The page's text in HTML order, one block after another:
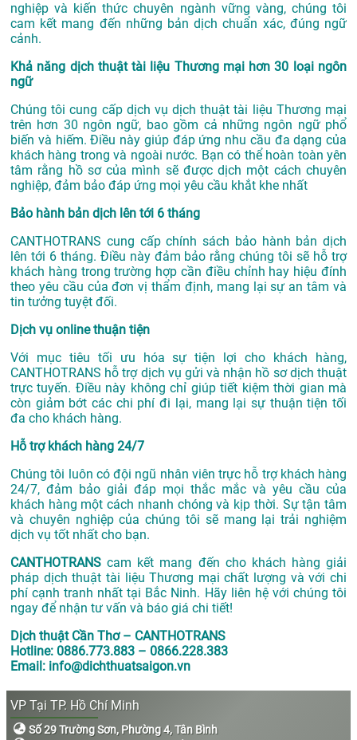
nghiệp và kiến thức chuyên ngành vững vàng, chúng tôi
cam kết mang đến những bản dịch chuẩn xác, đúng ngữ
cảnh.
Khả năng dịch thuật tài liệu Thương mại hơn 30 loại ngôn
ngữ
Chúng tôi cung cấp dịch vụ dịch thuật tài liệu Thương mại
trên hơn 30 ngôn ngữ, bao gồm cả những ngôn ngữ phổ
biến và hiếm. Điều này giúp đáp ứng nhu cầu đa dạng của
khách hàng trong và ngoài nước. Bạn có thể hoàn toàn yên
tâm rằng hồ sơ của mình sẽ được dịch một cách chuyên
nghiệp, đảm bảo đáp ứng mọi yêu cầu khắt khe nhất
Bảo hành bản dịch lên tới 6 tháng
CANTHOTRANS cung cấp chính sách bảo hành bản dịch
lên tới 6 tháng. Điều này đảm bảo rằng chúng tôi sẽ hỗ trợ
khách hàng trong trường hợp cần điều chỉnh hay hiệu đính
theo yêu cầu của đơn vị thẩm định, mang lại sự an tâm và
tin tưởng tuyệt đối.
Dịch vụ online thuận tiện
Với mục tiêu tối ưu hóa sự tiện lợi cho khách hàng,
CANTHOTRANS hỗ trợ dịch vụ gửi và nhận hồ sơ dịch thuật
trực tuyến. Điều này không chỉ giúp tiết kiệm thời gian mà
còn giảm bớt các chi phí đi lại, mang lại sự thuận tiện tối
đa cho khách hàng.
Hỗ trợ khách hàng 24/7
Chúng tôi luôn có đội ngũ nhân viên trực hỗ trợ khách hàng
24/7, đảm bảo giải đáp mọi thắc mắc và yêu cầu của
khách hàng một cách nhanh chóng và kịp thời. Sự tận tâm
và chuyên nghiệp của chúng tôi sẽ mang lại trải nghiệm
dịch vụ tốt nhất cho bạn.
CANTHOTRANS cam kết mang đến cho khách hàng giải
pháp dịch thuật tài liệu Thương mại chất lượng và với chi
phí cạnh tranh nhất tại Bắc Ninh. Hãy liên hệ với chúng tôi
ngay để nhận tư vấn và báo giá chi tiết!
Dịch thuật Cần Thơ – CANTHOTRANS
Hotline: 0886.773.883 – 0866.228.383
Email: info@dichthuatsaigon.vn
VP Tại TP. Hồ Chí Minh
Số 29 Trường Sơn, Phường 4, Tân Bình